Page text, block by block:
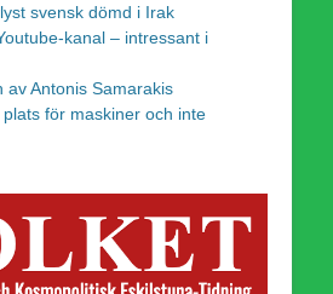
svensk dömd i Irak
kanal – intressant i
av Antonis Samarakis
för maskiner och inte